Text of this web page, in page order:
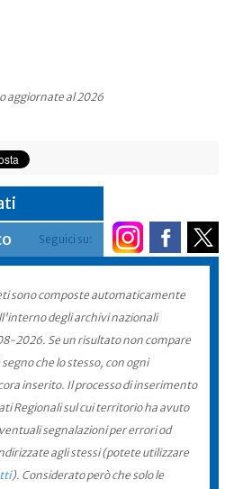
aggiornate al 2026
Seguici su:
sono composte automaticamente
degli archivi nazionali
2026. Se un risultato non compare
che lo stesso, con ogni
inserito. Il processo di inserimento
Regionali sul cui territorio ha avuto
segnalazioni per errori od
agli stessi (potete utilizzare
). Considerato però che solo le